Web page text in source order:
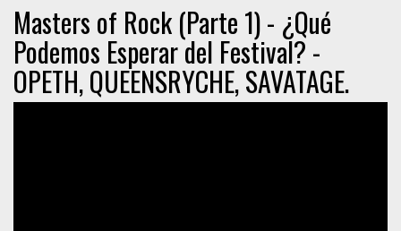
Masters of Rock (Parte 1) - ¿Qué
Podemos Esperar del Festival? -
OPETH, QUEENSRYCHE, SAVATAGE.